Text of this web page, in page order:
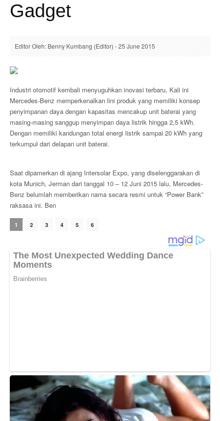
Gadget
Editor Oleh: Benny Kumbang (Editor) - 25 June 2015
Industri otomotif kembali menyuguhkan inovasi terbaru, Kali ini
Mercedes-Benz memperkenalkan lini produk yang memiliki konsep
penyimpanan daya dengan kapasitas mencakup unit baterai yang
masing-masing sanggup menyimpan daya listrik hingga 2,5 kWh.
Dengan memiliki kandungan total energi listrik sampai 20 kWh yang
terkumpul dari delapan unit baterai.
Saat dipamerkan di ajang Intersolar Expo, yang diselenggarakan di
kota Munich, Jerman dari tanggal 10 – 12 Juni 2015 lalu, Mercedes-
Benz belumlah memberikan nama secara resmi untuk “Power Bank”
raksasa ini. Ben
1 2 3 4 5 6